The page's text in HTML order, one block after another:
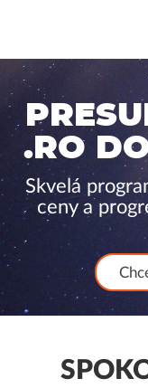
.RO
Skvelá
ceny a